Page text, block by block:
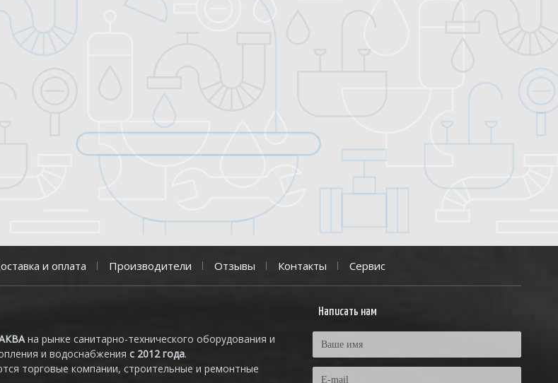
и оплата Производители Отзывы Контакты Сервис
на рынке санитарно-технического оборудования и
и водоснабжения с 2012 года.
торговые компании, строительные и ремонтные
Написать нам